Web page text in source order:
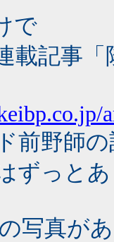
で
載記事
前野師
ずっと
写真が